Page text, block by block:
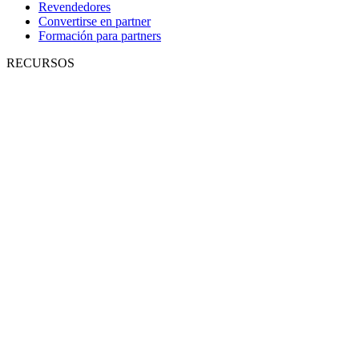
Revendedores
Convertirse en partner
Formación para partners
RECURSOS